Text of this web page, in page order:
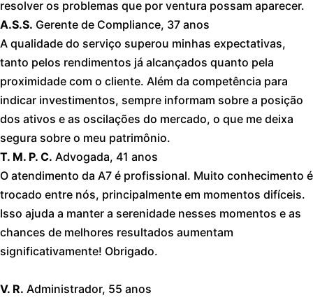
resolver os problemas que por ventura possam aparecer.
A.S.S. Gerente de Compliance, 37 anos
A qualidade do serviço superou minhas expectativas,
tanto pelos rendimentos já alcançados quanto pela
proximidade com o cliente. Além da competência para
indicar investimentos, sempre informam sobre a posição
dos ativos e as oscilações do mercado, o que me deixa
segura sobre o meu patrimônio.
T. M. P. C. Advogada, 41 anos
O atendimento da A7 é profissional. Muito conhecimento é
trocado entre nós, principalmente em momentos difíceis.
Isso ajuda a manter a serenidade nesses momentos e as
chances de melhores resultados aumentam
significativamente! Obrigado.
V. R. Administrador, 55 anos